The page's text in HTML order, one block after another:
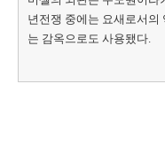
년전쟁 중에는 요새로서의
는 감옥으로도 사용됐다.